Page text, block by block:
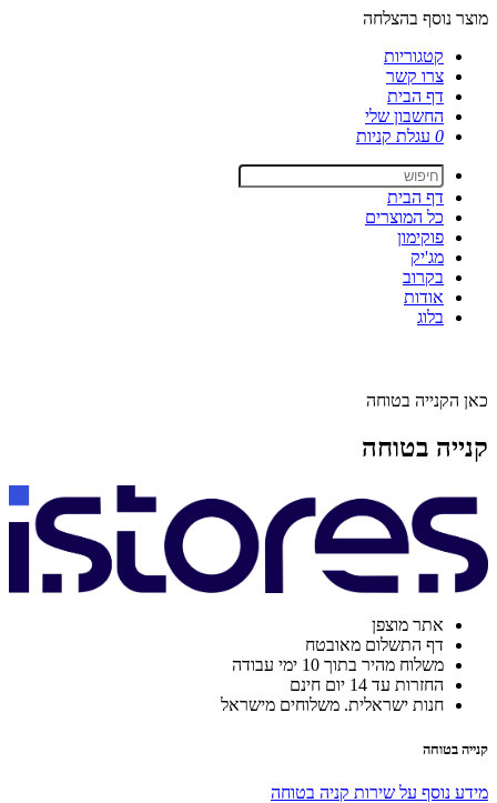
מוצר נוסף בהצלחה
קטגוריות
צרו קשר
דף הבית
החשבון שלי
0 עגלת קניות
דף הבית
כל המוצרים
פוקימון
מג'יק
בקרוב
אודות
בלוג
כאן הקנייה בטוחה
קנייה בטוחה
אתר מוצפן
דף התשלום מאובטח
משלוח מהיר בתוך 10 ימי עבודה
החזרות עד 14 יום חינם
חנות ישראלית. משלוחים מישראל
קנייה בטוחה
מידע נוסף על שירות קניה בטוחה